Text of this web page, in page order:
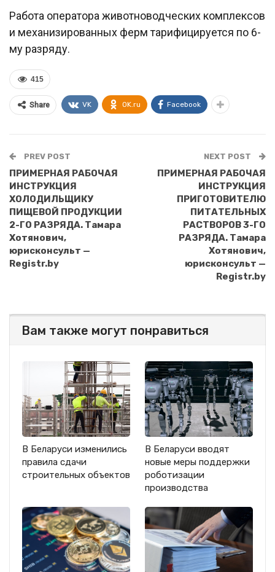
Работа оператора животноводческих комплексов
и механизированных ферм тарифицируется по 6-
му разряду.
415
Share VK OK.ru Facebook
PREV POST
ПРИМЕРНАЯ РАБОЧАЯ
ИНСТРУКЦИЯ
ХОЛОДИЛЬЩИКУ
ПИЩЕВОЙ ПРОДУКЦИИ
2-ГО РАЗРЯДА. Тамара
Хотянович,
юрисконсульт —
Registr.by
NEXT POST
ПРИМЕРНАЯ РАБОЧАЯ
ИНСТРУКЦИЯ
ПРИГОТОВИТЕЛЮ
ПИТАТЕЛЬНЫХ
РАСТВОРОВ 3-ГО
РАЗРЯДА. Тамара
Хотянович,
юрисконсульт —
Registr.by
Вам также могут понравиться
В Беларуси изменились
правила сдачи
строительных объектов
В Беларуси вводят
новые меры поддержки
роботизации
производства